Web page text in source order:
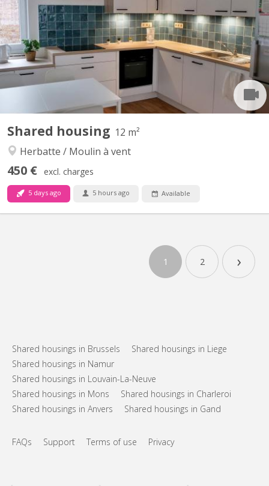
Shared housing 12 m²
Herbatte / Moulin à vent
450 € excl. charges
5 days ago 5 hours ago Available
This fully furnished 120m² house renovated in 2021 and 2022 will
delight students and workers looking for a spacious and friendly
place to live. One of the rooms will be free on the 20th of July. It
might be possible to enter the house before that date, depending
on an agreement between the...
1 2 ›
Shared housings in Brussels
Shared housings in Liege
Shared housings in Namur
Shared housings in Louvain-La-Neuve
Shared housings in Mons
Shared housings in Charleroi
Shared housings in Anvers
Shared housings in Gand
FAQs Support Terms of use Privacy